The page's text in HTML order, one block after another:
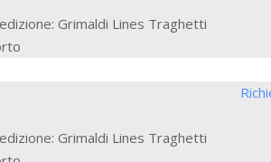
Grimaldi Lines Traghetti
Grimaldi Lines Traghetti